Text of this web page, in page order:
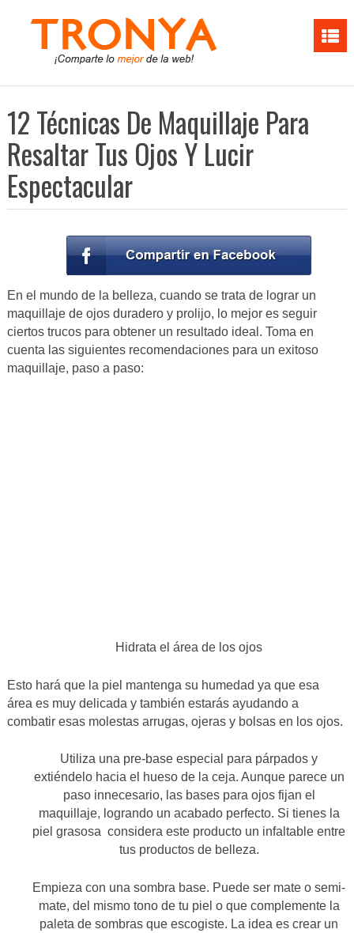
12 Técnicas De Maquillaje Para
Resaltar Tus Ojos Y Lucir
Espectacular
En el mundo de la belleza, cuando se trata de lograr un
maquillaje de ojos duradero y prolijo, lo mejor es seguir
ciertos trucos para obtener un resultado ideal. Toma en
cuenta las siguientes recomendaciones para un exitoso
maquillaje, paso a paso:
Hidrata el área de los ojos
Esto hará que la piel mantenga su humedad ya que esa
área es muy delicada y también estarás ayudando a
combatir esas molestas arrugas, ojeras y bolsas en los ojos.
Utiliza una pre-base especial para párpados y
extiéndelo hacia el hueso de la ceja. Aunque parece un
paso innecesario, las bases para ojos fijan el
maquillaje, logrando un acabado perfecto. Si tienes la
piel grasosa considera este producto un infaltable entre
tus productos de belleza.
Empieza con una sombra base. Puede ser mate o semi-
mate, del mismo tono de tu piel o que complemente la
paleta de sombras que escogiste. La idea es crear un